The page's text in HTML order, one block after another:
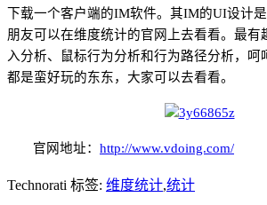
下载一个客户端的IM软件。其IM的UI设计
朋友可以在维度统计的官网上去看看。最有
入分析、鼠标行为分析和行为路径分析，呵
都是蛮好玩的东东，大家可以去看看。
官网地址： http://www.vdoing.com/
Technorati 标签: 维度统计,统计